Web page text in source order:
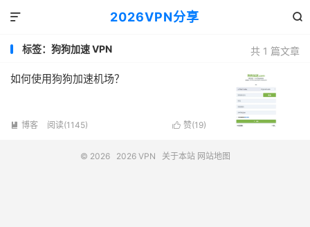
2026VPN分享 

共 1 篇文章
标签：狗狗加速 VPN
如何使用狗狗加速机场？
 赞(19)
 博客 阅读(1145)
© 2026 2026 VPN 关于本站 网站地图